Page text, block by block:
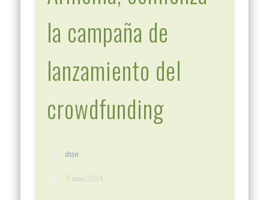
la campaña de
lanzamiento del
crowdfunding
chavi
17 enero 2024